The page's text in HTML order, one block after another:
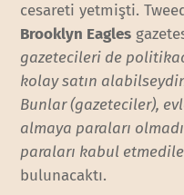
cesareti yetmişti.
Brooklyn Eagles
gazetecileri de
kolay satın
Bunlar (gazeteciler),
almaya paraları
paraları kabul
bulunacaktı.